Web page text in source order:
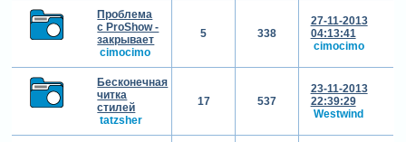
Проблема
с ProShow -
закрывает
cimocimo
5 338
27-11-2013
04:13:41
cimocimo
Бесконечная
читка
стилей
tatzsher
17 537
23-11-2013
22:39:29
Westwind